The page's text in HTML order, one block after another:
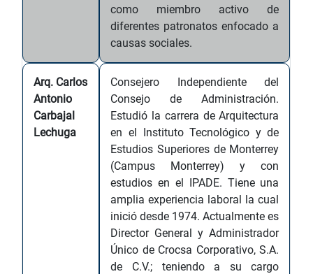
como miembro activo de
diferentes patronatos enfocado a
causas sociales.
Arq. Carlos
Antonio
Carbajal
Lechuga
Consejero Independiente del
Consejo de Administración.
Estudió la carrera de Arquitectura
en el Instituto Tecnológico y de
Estudios Superiores de Monterrey
(Campus Monterrey) y con
estudios en el IPADE. Tiene una
amplia experiencia laboral la cual
inició desde 1974. Actualmente es
Director General y Administrador
Único de Crocsa Corporativo, S.A.
de C.V.; teniendo a su cargo